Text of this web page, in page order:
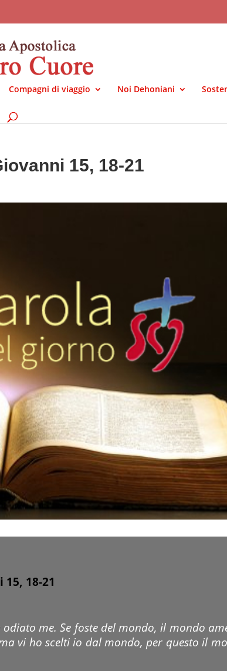
Compagni di viaggio Noi Dehoniani
15, 18-21
15, 18-21
me. Se foste del mondo, il mondo
vi ho scelti io dal mondo, per questo il